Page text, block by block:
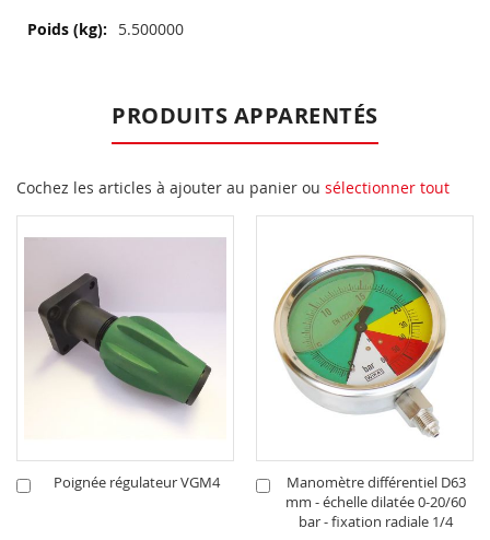
Plus
5.500000
PRODUITS APPARENTÉS
Cochez les articles à ajouter au panier ou sélectionner tout
Poignée régulateur VGM4
Ajouter
Manomètre différentiel D63
mm - échelle dilatée 0-20/60
bar - fixation radiale 1/4
Ajouter
au
panier